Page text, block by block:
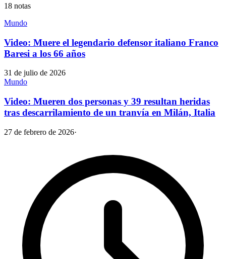
18 notas
Mundo
Video: Muere el legendario defensor italiano Franco
Baresi a los 66 años
31 de julio de 2026
Mundo
Video: Mueren dos personas y 39 resultan heridas
tras descarrilamiento de un tranvía en Milán, Italia
27 de febrero de 2026·